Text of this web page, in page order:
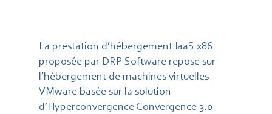
La prestation d’hébergement IaaS x86
proposée par DRP Software repose sur
l’hébergement de machines virtuelles
VMware basée sur la solution
d’Hyperconvergence Convergence 3.0